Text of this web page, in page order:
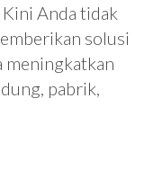
Anda tidak
solusi
pabrik,